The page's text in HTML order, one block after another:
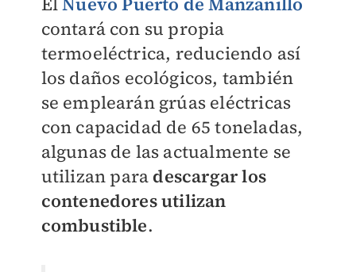
contará con su propia
termoeléctrica, reduciendo así
los daños ecológicos, también
se emplearán grúas eléctricas
con capacidad de 65 toneladas,
algunas de las actualmente se
utilizan para descargar los
contenedores utilizan
combustible.